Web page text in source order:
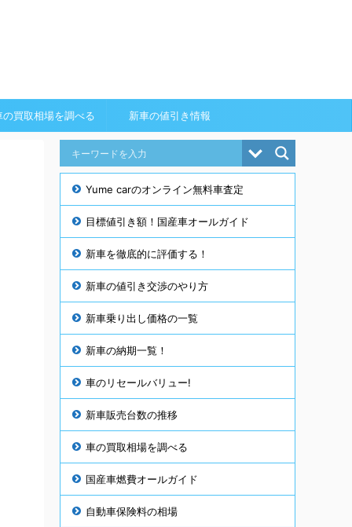
の買取相場を調べる 新車の値引き情報
Yume carのオンライン無料車査定
目標値引き額！国産車オールガイド
新車を徹底的に評価する！
新車の値引き交渉のやり方
新車乗り出し価格の一覧
新車の納期一覧！
車のリセールバリュー!
新車販売台数の推移
車の買取相場を調べる
国産車燃費オールガイド
自動車保険料の相場